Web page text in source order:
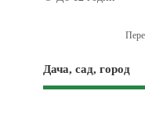
Дача, сад, город